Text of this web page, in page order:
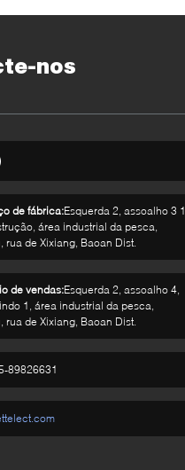
nos
de fábrica:Esquerda 2, assoalho 3 1
área industrial da pesca,
rua de Xixiang, Baoan Dist.
de vendas:Esquerda 2, assoalho 4,
1, área industrial da pesca,
rua de Xixiang, Baoan Dist.
89826631